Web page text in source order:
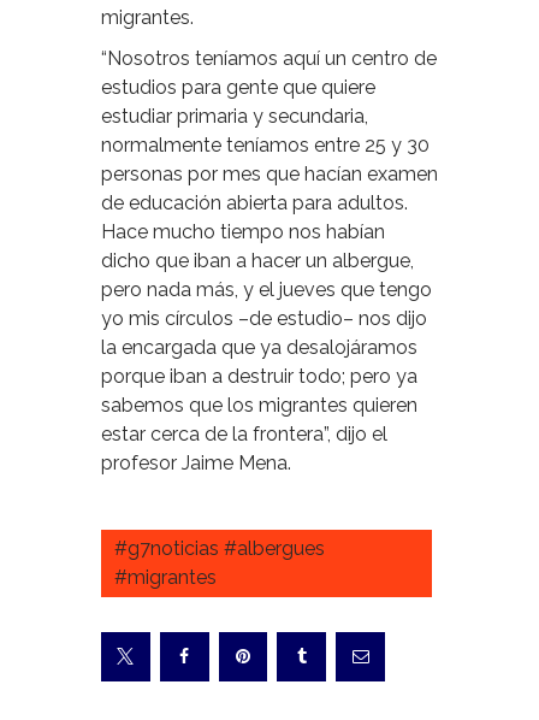
migrantes.
“Nosotros teníamos aquí un centro de
estudios para gente que quiere
estudiar primaria y secundaria,
normalmente teníamos entre 25 y 30
personas por mes que hacían examen
de educación abierta para adultos.
Hace mucho tiempo nos habían
dicho que iban a hacer un albergue,
pero nada más, y el jueves que tengo
yo mis círculos –de estudio– nos dijo
la encargada que ya desalojáramos
porque iban a destruir todo; pero ya
sabemos que los migrantes quieren
estar cerca de la frontera”, dijo el
profesor Jaime Mena.
#g7noticias #albergues
#migrantes